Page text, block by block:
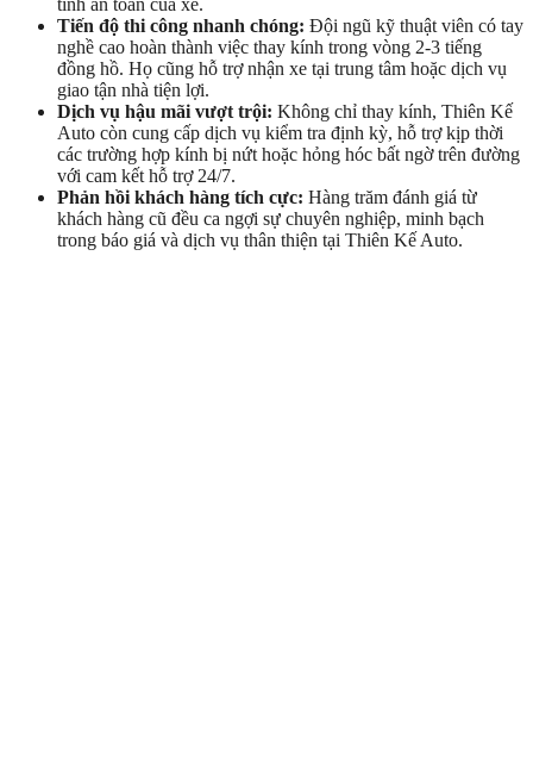
Tiến độ thi công nhanh chóng: Đội ngũ kỹ thuật viên có tay
nghề cao hoàn thành việc thay kính trong vòng 2-3 tiếng
đồng hồ. Họ cũng hỗ trợ nhận xe tại trung tâm hoặc dịch vụ
giao tận nhà tiện lợi.
Dịch vụ hậu mãi vượt trội: Không chỉ thay kính, Thiên Kế
Auto còn cung cấp dịch vụ kiểm tra định kỳ, hỗ trợ kịp thời
các trường hợp kính bị nứt hoặc hỏng hóc bất ngờ trên đường
với cam kết hỗ trợ 24/7.
Phản hồi khách hàng tích cực: Hàng trăm đánh giá từ
khách hàng cũ đều ca ngợi sự chuyên nghiệp, minh bạch
trong báo giá và dịch vụ thân thiện tại Thiên Kế Auto.